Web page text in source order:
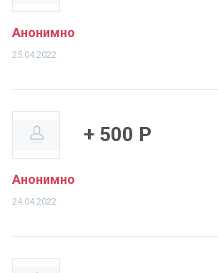
Анонимно
25.04.2022
Анонимно
24.04.2022
+ 500 Р